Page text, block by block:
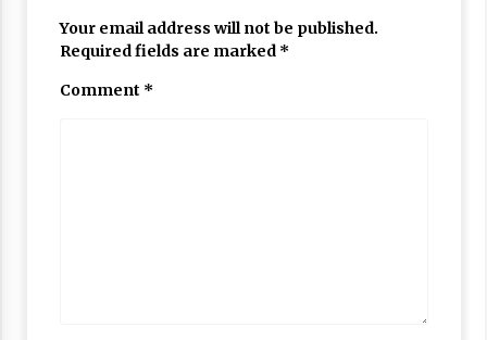
Your email address will not be published.
Required fields are marked *
Comment *